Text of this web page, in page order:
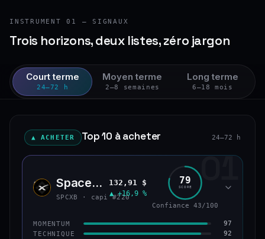
INSTRUMENT 01 — SIGNAUX
Trois horizons, deux listes, zéro jargon
Court terme
24–72 h
Moyen terme
2–8 semaines
Long terme
6–18 mois
▲ ACHETER Top 10 à acheter 24–72 h
01
SPCX SpaceX (bStocks Tokenized Stock)
SPCXB · capi #220
132,91 $
▲ +16,9 %
79
SCORE
Confiance 43/100
MOMENTUM 97
TECHNIQUE 92